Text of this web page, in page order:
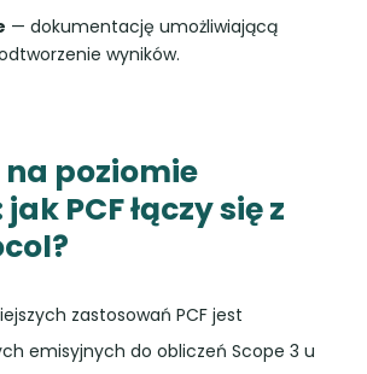
— dokumentację umożliwiającą
wyników.
na poziomie
PCF łączy się z
zastosowań PCF jest
emisyjnych do obliczeń Scope 3 u